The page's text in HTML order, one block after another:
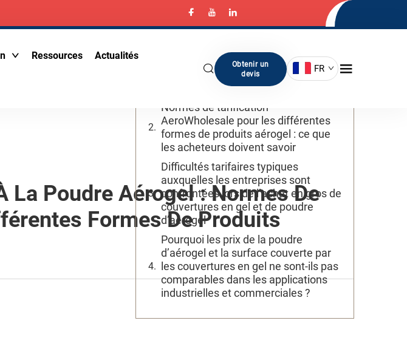
Ressources Actualités
Obtenir un
devis
FR
La Poudre Aérogel : Normes De
Formes De Produits
Table des matières
Où trouver les meilleurs prix de gros
pour les couvertures en gel et la
poudre d’aérogel
Normes de tarification
AeroWholesale pour les différentes
formes de produits aérogel : ce que
les acheteurs doivent savoir
Difficultés tarifaires typiques
auxquelles les entreprises sont
confrontées lors de l’achat en gros de
couvertures en gel et de poudre
d’aérogel
Pourquoi les prix de la poudre
d’aérogel et la surface couverte par
les couvertures en gel ne sont-ils pas
comparables dans les applications
industrielles et commerciales ?